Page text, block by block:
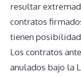
resultar
contratos
tienen
Los contratos
anulados bajo la